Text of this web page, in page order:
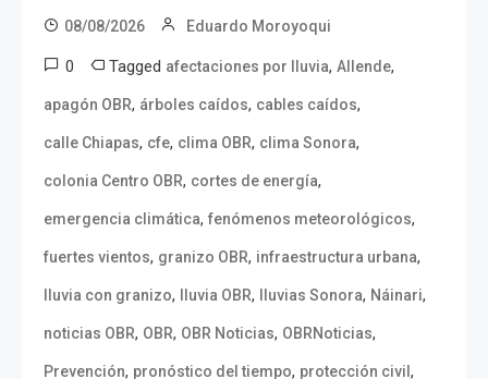
08/08/2026 Eduardo Moroyoqui
0 Tagged afectaciones por lluvia, Allende,
apagón OBR, árboles caídos, cables caídos,
calle Chiapas, cfe, clima OBR, clima Sonora,
colonia Centro OBR, cortes de energía,
emergencia climática, fenómenos meteorológicos,
fuertes vientos, granizo OBR, infraestructura urbana,
lluvia con granizo, lluvia OBR, lluvias Sonora, Náinari,
noticias OBR, OBR, OBR Noticias, OBRNoticias,
Prevención, pronóstico del tiempo, protección civil ,